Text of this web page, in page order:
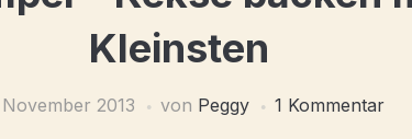
Kleinsten
November 2013 von Peggy 1 Kommentar